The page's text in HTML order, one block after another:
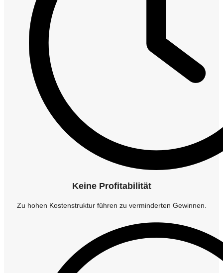
Keine Profitabilität
Zu hohen Kostenstruktur führen zu verminderten Gewinnen.